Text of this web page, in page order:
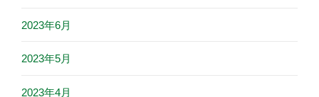
2023年6月
2023年5月
2023年4月